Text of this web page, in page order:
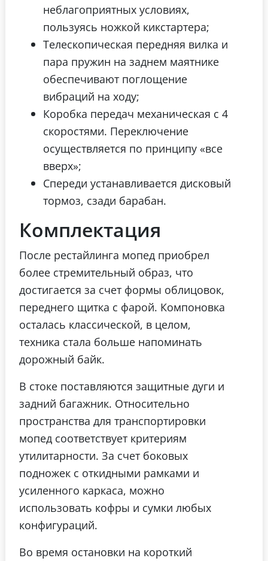
неблагоприятных условиях,
пользуясь ножкой кикстартера;
Телескопическая передняя вилка и
пара пружин на заднем маятнике
обеспечивают поглощение
вибраций на ходу;
Коробка передач механическая с 4
скоростями. Переключение
осуществляется по принципу «все
вверх»;
Спереди устанавливается дисковый
тормоз, сзади барабан.
Комплектация
После рестайлинга мопед приобрел
более стремительный образ, что
достигается за счет формы облицовок,
переднего щитка с фарой. Компоновка
осталась классической, в целом,
техника стала больше напоминать
дорожный байк.
В стоке поставляются защитные дуги и
задний багажник. Относительно
пространства для транспортировки
мопед соответствует критериям
утилитарности. За счет боковых
подножек с откидными рамками и
усиленного каркаса, можно
использовать кофры и сумки любых
конфигураций.
Во время остановки на короткий